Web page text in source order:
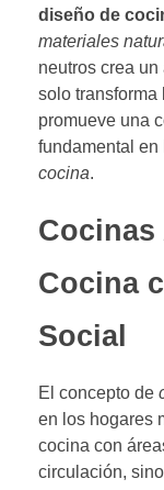
diseño de
materiales
neutros crea
solo transforma
promueve una
fundamental en
cocina.
Cocina
Social
El concepto de
en los hogares
cocina con
circulación,